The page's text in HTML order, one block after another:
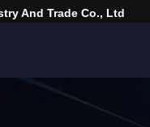
And Trade Co., Ltd